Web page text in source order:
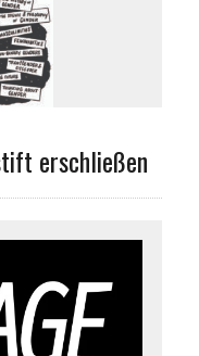
erschließen